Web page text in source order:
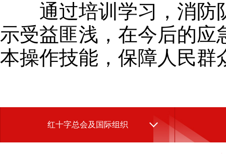
通过培训学习，消防队
示受益匪浅，在今后的
本操作技能，保障人民群
红十字总会及国际组织